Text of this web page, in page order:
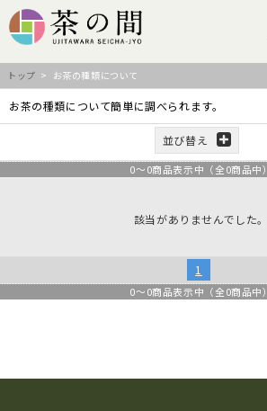
トップ > お茶の種類について
お茶の種類について簡単に調べられます。
並び替え
0～0商品表示中（全0商品中）
該当がありませんでした。
1
0～0商品表示中（全0商品中）